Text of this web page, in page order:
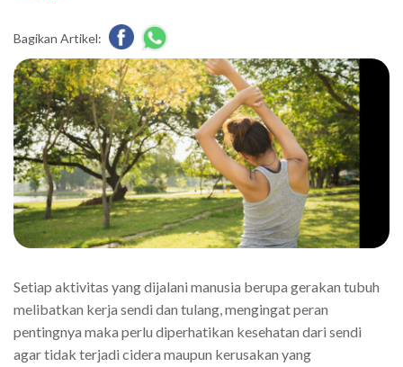
Bagikan Artikel:
Setiap aktivitas yang dijalani manusia berupa gerakan tubuh
melibatkan kerja sendi dan tulang, mengingat peran
pentingnya maka perlu diperhatikan kesehatan dari sendi
agar tidak terjadi cidera maupun kerusakan yang